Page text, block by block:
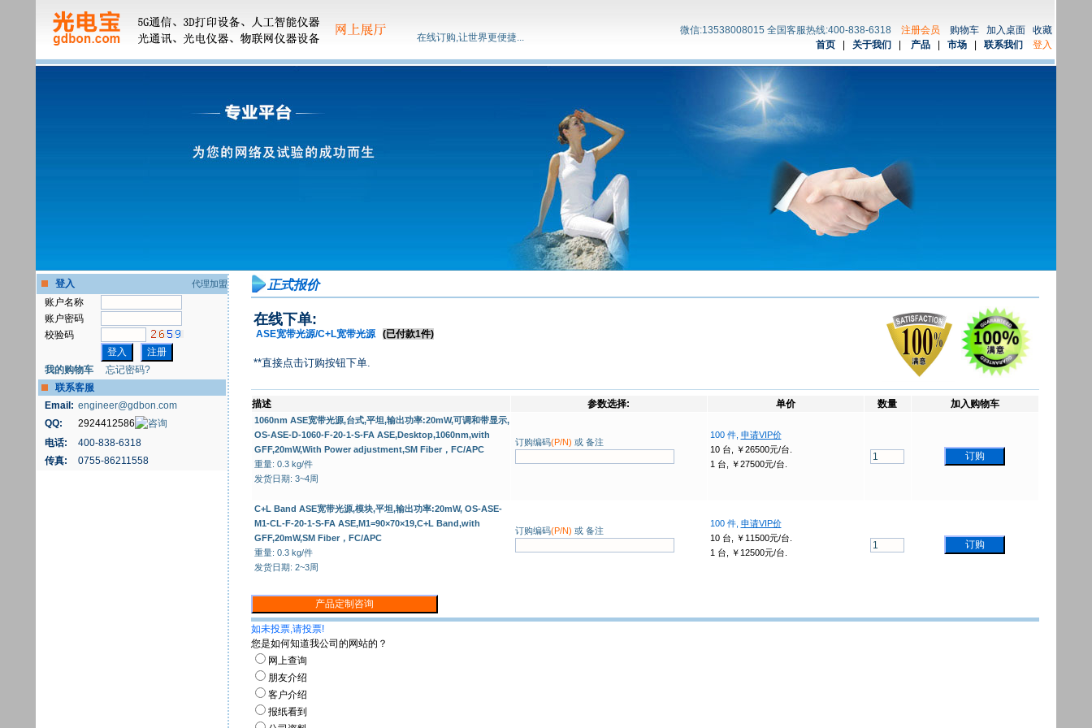
在线订购,让世界更便捷...
微信:13538008015 全国客服热线:400-838-6318 注册会员 购物车 加入桌面
收藏
首页
关于我们 产品 市场 联系我们 登入
登入 代理加盟
账户名称
账户密码
校验码
我的购物车
忘记密码?
联系客服
Email: engineer@gdbon.com
QQ:
2924412586
电话:
400-838-6318
传真:
0755-86211558
正式报价
在线下单:
ASE宽带光源/C+L宽带光源 (已付款1件)
**直接点击订购按钮下单.
描述 参数选择: 单价 数量 加入购物车
1060nm ASE宽带光源,台式,平坦,输出功率:20mW,可调和带显示,
OS-ASE-D-1060-F-20-1-S-FA ASE,Desktop,1060nm,with
GFF,20mW,With Power adjustment,SM Fiber，FC/APC
重量: 0.3 kg/件
发货日期: 3~4周
订购编码(P/N) 或 备注
100 件, 申请VIP价
10 台,
￥26500元/台.
1 台,
￥27500元/台.
C+L Band ASE宽带光源,模块,平坦,输出功率:20mW, OS-ASE-
M1-CL-F-20-1-S-FA ASE,M1=90×70×19,C+L Band,with
GFF,20mW,SM Fiber，FC/APC
重量: 0.3 kg/件
发货日期: 2~3周
订购编码(P/N) 或 备注
100 件, 申请VIP价
10 台,
￥ 11500元/台.
1 台,
￥ 12500元/台.
如未投票,请投票!
您是如何知道我公司的网站的？
网上查询
朋友介绍
客户介绍
报纸看到